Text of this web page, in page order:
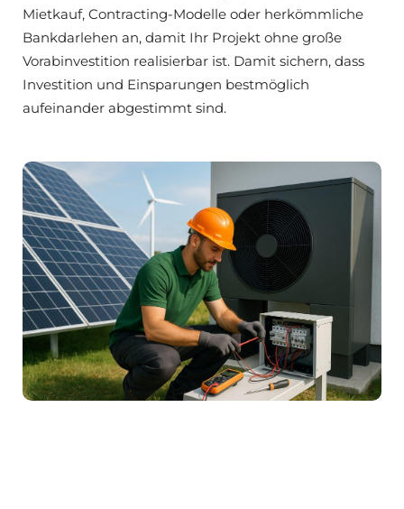
Mietkauf, Contracting-Modelle oder herkömmliche
Bankdarlehen an, damit Ihr Projekt ohne große
Vorabinvestition realisierbar ist. Damit sichern, dass
Investition und Einsparungen bestmöglich
aufeinander abgestimmt sind.